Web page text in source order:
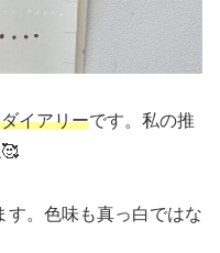
イアリーです。私の推
す。色味も真っ白ではな